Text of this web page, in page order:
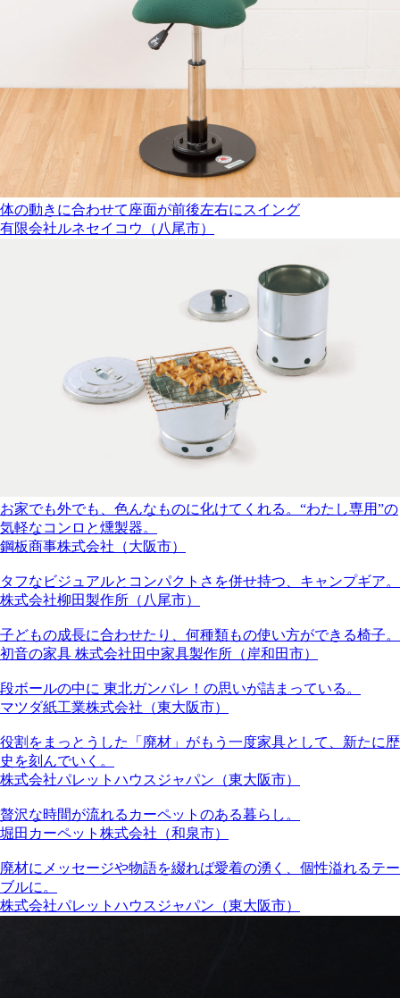
体の動きに合わせて座面が前後左右にスイング
有限会社ルネセイコウ（八尾市）
お家でも外でも、色んなものに化けてくれる。“わたし専用”の
気軽なコンロと燻製器。
鋼板商事株式会社（大阪市）
タフなビジュアルとコンパクトさを併せ持つ、キャンプギア。
株式会社柳田製作所（八尾市）
子どもの成長に合わせたり、何種類もの使い方ができる椅子。
初音の家具 株式会社田中家具製作所（岸和田市）
段ボールの中に 東北ガンバレ！の思いが詰まっている。
マツダ紙工業株式会社（東大阪市）
役割をまっとうした「廃材」がもう一度家具として、新たに歴
史を刻んでいく。
株式会社パレットハウスジャパン（東大阪市）
贅沢な時間が流れるカーペットのある暮らし。
堀田カーペット株式会社（和泉市）
廃材にメッセージや物語を綴れば愛着の湧く、個性溢れるテー
ブルに。
株式会社パレットハウスジャパン（東大阪市）